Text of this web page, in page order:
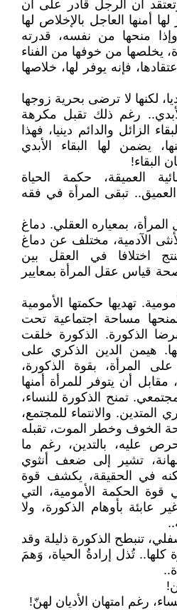
أن الرجل قادر على أن
أمنها العاجل بالإخلاص لها
منحها من نفسه، قدرته
يخلصها من خوفها من الفناء
فإنه يوفر لها، خلاصها
لكنها لا ترضى بحرية زوجها
رغم ذلك تقبل مكرهة
الزائل والدائم دينيا، فهذا
يضمن لها البقاء الأبدي
البقاء!
العميقة، حكمة الحياة
تبقى المرأة في فقه
المرأة، بمعياره العقلي. دماغ
الآدمية، مختلف عن دماغ
اختلافا في العقل بين
قياس عقل المرأة بمعايير
تهديها حكمتها الأمومية
مساحة اجتماعية تحت
الذكورة. الذكورة خلقت
هيمن الدين الذكري على
المرأة، بقوة الذكورة،
مقابل أن يتوفر للمرأة أمنها
تمنح الذكورة للنساء،
المتدين. والانتماء للمجتمع،
الخوف وخطر الموت، تقبله
عليه، بالتدين، رغم ما
تشير إلى ضعف أنثوي
في الحقيقة، يكشف قوة
قوة الحكمة الأمومية، التي
عابئة بأوهام الذكورة، ولا
تنبطح الذكورة ذليلة وقد
تُذل إرادةُ الحياة، وَهمَ
رغم امتهان الأديان لهنّ!